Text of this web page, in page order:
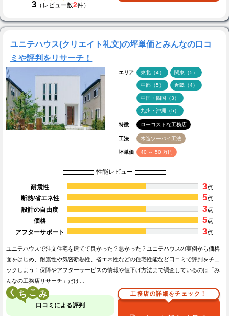
3（レビュー数2件）
ユニテハウス(クリエイト礼文)の坪単価とみんなの口コ
ミや評判をリサーチ！
エリア 東北（4） 関東（5）
中部（5） 近畿（4）
中国・四国（3）
九州・沖縄（5）
特徴 ローコストな工務店
工法 木造ツーバイ工法
坪単価 40 ～ 50 万円
性能レビュー
耐震性 3点
断熱/省エネ性
5点
設計の自由度
3点
価格
5点
アフターサポート
3点
ユニテハウスで注文住宅を建てて良かった？悪かった？ユニテハウスの実例から価格
面をはじめ、耐震性や気密断熱性、省エネ性などの住宅性能など口コミで評判をチェ
ックしよう！保障やアフターサービスの情報や値下げ方法まで調査しているのは「み
んなの工務店リサーチ」だけ…
く こ
口コミによる評判
工務店の詳細をチェック！